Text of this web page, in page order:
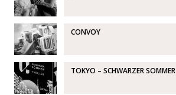
CONVOY
TOKYO – SCHWARZER SOMMER